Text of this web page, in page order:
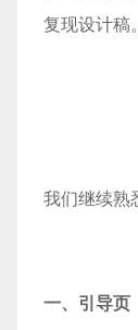
复现设计稿。
我们继续熟
一、引导页